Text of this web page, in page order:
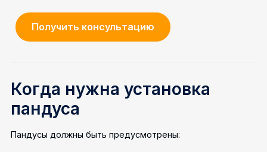
Получить консультацию
Когда нужна установка
пандуса
Пандусы должны быть предусмотрены: